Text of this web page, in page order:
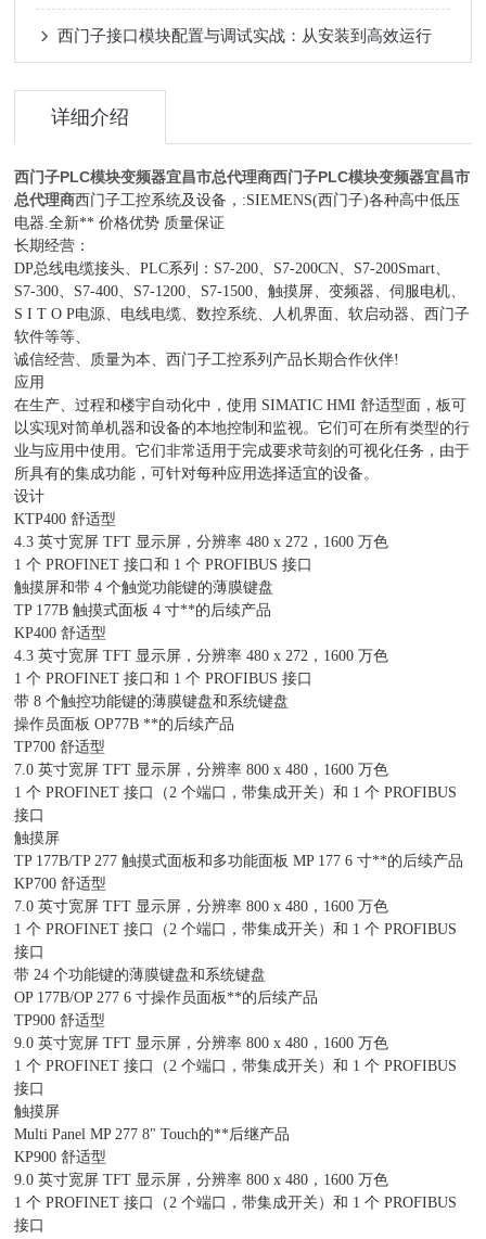
西门子接口模块配置与调试实战：从安装到高效运行
详细介绍
西门子PLC模块变频器宜昌市总代理商西门子PLC模块变频器宜昌市
总代理商西门子工控系统及设备，:SIEMENS(西门子)各种高中低压
电器.全新** 价格优势 质量保证
长期经营：
DP总线电缆接头、PLC系列：S7-200、S7-200CN、S7-200Smart、
S7-300、S7-400、S7-1200、S7-1500、触摸屏、变频器、伺服电机、
S I T O P电源、电线电缆、数控系统、人机界面、软启动器、西门子
软件等等、
诚信经营、质量为本、西门子工控系列产品长期合作伙伴!
应用
在生产、过程和楼宇自动化中，使用 SIMATIC HMI 舒适型面，板可
以实现对简单机器和设备的本地控制和监视。它们可在所有类型的行
业与应用中使用。它们非常适用于完成要求苛刻的可视化任务，由于
所具有的集成功能，可针对每种应用选择适宜的设备。
设计
KTP400 舒适型
4.3 英寸宽屏 TFT 显示屏，分辨率 480 x 272，1600 万色
1 个 PROFINET 接口和 1 个 PROFIBUS 接口
触摸屏和带 4 个触觉功能键的薄膜键盘
TP 177B 触摸式面板 4 寸**的后续产品
KP400 舒适型
4.3 英寸宽屏 TFT 显示屏，分辨率 480 x 272，1600 万色
1 个 PROFINET 接口和 1 个 PROFIBUS 接口
带 8 个触控功能键的薄膜键盘和系统键盘
操作员面板 OP77B **的后续产品
TP700 舒适型
7.0 英寸宽屏 TFT 显示屏，分辨率 800 x 480，1600 万色
1 个 PROFINET 接口（2 个端口，带集成开关）和 1 个 PROFIBUS
接口
触摸屏
TP 177B/TP 277 触摸式面板和多功能面板 MP 177 6 寸**的后续产品
KP700 舒适型
7.0 英寸宽屏 TFT 显示屏，分辨率 800 x 480，1600 万色
1 个 PROFINET 接口（2 个端口，带集成开关）和 1 个 PROFIBUS
接口
带 24 个功能键的薄膜键盘和系统键盘
OP 177B/OP 277 6 寸操作员面板**的后续产品
TP900 舒适型
9.0 英寸宽屏 TFT 显示屏，分辨率 800 x 480，1600 万色
1 个 PROFINET 接口（2 个端口，带集成开关）和 1 个 PROFIBUS
接口
触摸屏
Multi Panel MP 277 8" Touch的**后继产品
KP900 舒适型
9.0 英寸宽屏 TFT 显示屏，分辨率 800 x 480，1600 万色
1 个 PROFINET 接口（2 个端口，带集成开关）和 1 个 PROFIBUS
接口